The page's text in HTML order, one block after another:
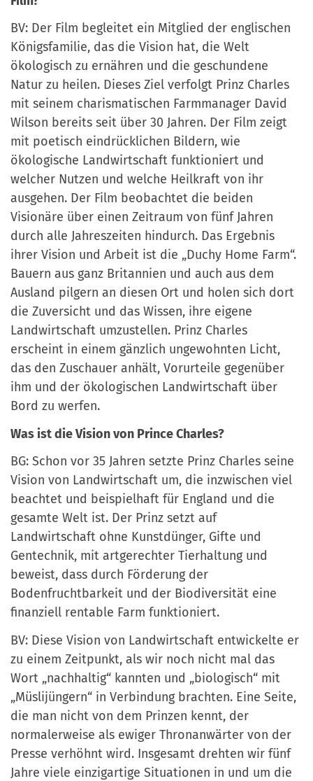
BV: Der Film begleitet ein Mitglied der englischen
Königsfamilie, das die Vision hat, die Welt
ökologisch zu ernähren und die geschundene
Natur zu heilen. Dieses Ziel verfolgt Prinz Charles
mit seinem charismatischen Farmmanager David
Wilson bereits seit über 30 Jahren. Der Film zeigt
mit poetisch eindrücklichen Bildern, wie
ökologische Landwirtschaft funktioniert und
welcher Nutzen und welche Heilkraft von ihr
ausgehen. Der Film beobachtet die beiden
Visionäre über einen Zeitraum von fünf Jahren
durch alle Jahreszeiten hindurch. Das Ergebnis
ihrer Vision und Arbeit ist die „Duchy Home Farm“.
Bauern aus ganz Britannien und auch aus dem
Ausland pilgern an diesen Ort und holen sich dort
die Zuversicht und das Wissen, ihre eigene
Landwirtschaft umzustellen. Prinz Charles
erscheint in einem gänzlich ungewohnten Licht,
das den Zuschauer anhält, Vorurteile gegenüber
ihm und der ökologischen Landwirtschaft über
Bord zu werfen.
Was ist die Vision von Prince Charles?
BG: Schon vor 35 Jahren setzte Prinz Charles seine
Vision von Landwirtschaft um, die inzwischen viel
beachtet und beispielhaft für England und die
gesamte Welt ist. Der Prinz setzt auf
Landwirtschaft ohne Kunstdünger, Gifte und
Gentechnik, mit artgerechter Tierhaltung und
beweist, dass durch Förderung der
Bodenfruchtbarkeit und der Biodiversität eine
finanziell rentable Farm funktioniert.
BV: Diese Vision von Landwirtschaft entwickelte er
zu einem Zeitpunkt, als wir noch nicht mal das
Wort „nachhaltig“ kannten und „biologisch“ mit
„Müslijüngern“ in Verbindung brachten. Eine Seite,
die man nicht von dem Prinzen kennt, der
normalerweise als ewiger Thronanwärter von der
Presse verhöhnt wird. Insgesamt drehten wir fünf
Jahre viele einzigartige Situationen in und um die